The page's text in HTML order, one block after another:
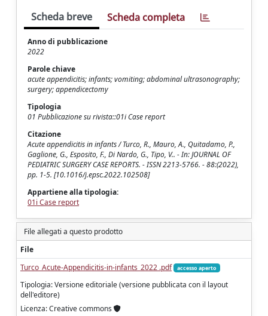
Scheda breve Scheda completa
Anno di pubblicazione
2022
Parole chiave
acute appendicitis; infants; vomiting; abdominal ultrasonography;
surgery; appendicectomy
Tipologia
01 Pubblicazione su rivista::01i Case report
Citazione
Acute appendicitis in infants / Turco, R., Mauro, A., Quitadamo, P.,
Gaglione, G., Esposito, F., Di Nardo, G., Tipo, V.. - In: JOURNAL OF
PEDIATRIC SURGERY CASE REPORTS. - ISSN 2213-5766. - 88:(2022),
pp. 1-5. [10.1016/j.epsc.2022.102508]
Appartiene alla tipologia:
01i Case report
File allegati a questo prodotto
File
Turco_Acute-Appendicitis-in-infants_2022 .pdf
accesso aperto
Tipologia: Versione editoriale (versione pubblicata con il layout
dell'editore)
Licenza: Creative commons